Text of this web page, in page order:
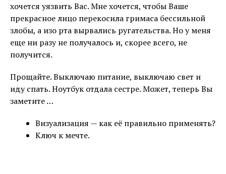
хочется уязвить Вас. Мне хочется, чтобы Ваше
прекрасное лицо перекосила гримаса бессильной
злобы, а изо рта вырвались ругательства. Но у меня
еще ни разу не получалось и, скорее всего, не
получится.
Прощайте. Выключаю питание, выключаю свет и
иду спать. Ноутбук отдала сестре. Может, теперь Вы
заметите …
Визуализация — как её правильно применять?
Ключ к мечте.